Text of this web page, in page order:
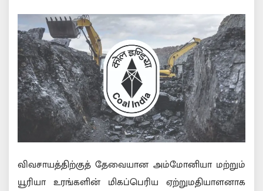
விவசாயத்திற்குத் தேவையான அம்மோனியா மற்றும்
யூரியா உரங்களின் மிகப்பெரிய ஏற்றுமதியாளனாக